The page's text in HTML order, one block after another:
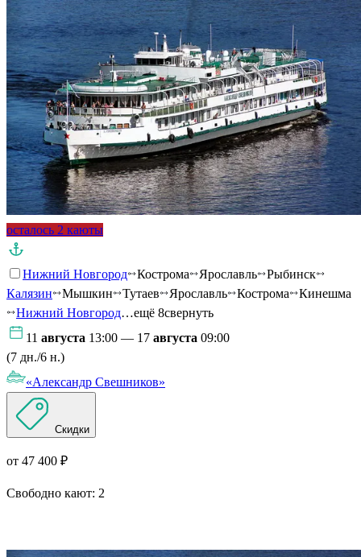
осталось 2 каюты
Нижний Новгород Кострома Ярославль
Рыбинск
Калязин
Мышкин Тутаев Ярославль Кострома
Кинешма
Нижний Новгород…ещё 8свернуть
11 августа 13:00 — 17 августа 09:00
(7 дн./6 н.)
«Александр Свешников»
Скидки
от 47 400 ₽
Свободно кают: 2